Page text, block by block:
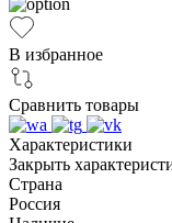
В избранное
Сравнить товары
Характеристики
Закрыть
Страна
Россия